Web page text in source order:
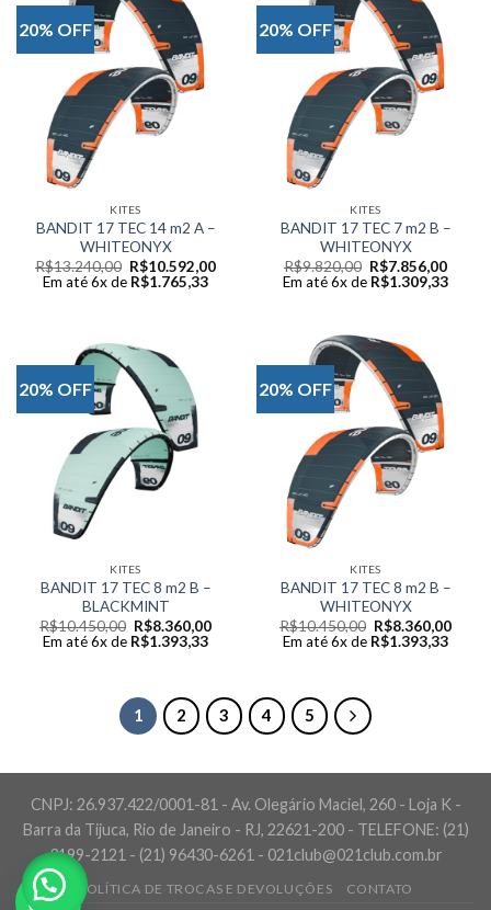
20% OFF
KITES
BANDIT 17 TEC 14 m2 A –
WHITEONYX
R$13.240,00 Original
price
was:
R$10.592,00Current
Em até 6x de R$1.765,33
20% OFF
KITES
BANDIT 17 TEC 7 m2 B –
WHITEONYX
R$9.820,00 Original
price
was:
R$7.856,00
price
Em até 6x de R$1.309,33
20% OFF
KITES
BANDIT 17 TEC 8 m2 B –
BLACKMINT
R$10.450,00 Original
price
was:
R$8.360,00Current
Em até 6x de R$1.393,33
20% OFF
KITES
BANDIT 17 TEC 8 m2 B –
WHITEONYX
R$10.450,00 Original
price
was:
R$8.360,00
Em até 6x de R$1.393,33
1 2 3 4 5
CNPJ: 26.937.422/0001-81 - Av. Olegário Maciel, 260 - Loja K -
Barra da Tijuca, Rio de Janeiro - RJ, 22621-200 - TELEFONE: (21)
3199-2121 - (21) 96430-6261 - 021club@021club.com.br
POLÍTICA DE TROCAS E DEVOLUÇÕES CONTATO